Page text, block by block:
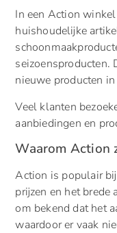
In een Action
huishoudelijke
seizoensproducten.
nieuwe producten
Veel klanten
aanbiedingen en
Waarom Action
Action is populair
prijzen en het
om bekend dat het
waardoor er vaak